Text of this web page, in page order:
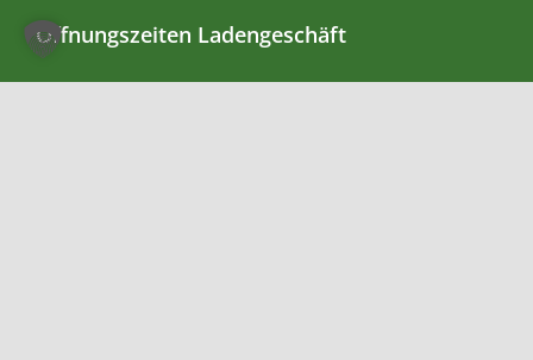
Öffnungszeiten Ladengeschäft